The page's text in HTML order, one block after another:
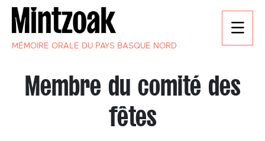
MÉMOIRE ORALE DU PAYS BASQUE NORD
Membre du comité des
fêtes